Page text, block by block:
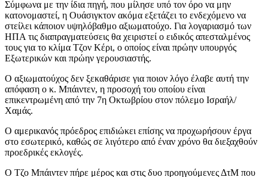
Σύμφωνα με την ίδια πηγή, που μίλησε υπό τον όρο να μην
κατονομαστεί, η Ουάσιγκτον ακόμα εξετάζει το ενδεχόμενο να
στείλει κάποιον υψηλόβαθμο αξιωματούχο. Για λογαριασμό των
ΗΠΑ τις διαπραγματεύσεις θα χειριστεί ο ειδικός απεσταλμένος
τους για το κλίμα Τζον Κέρι, ο οποίος είναι πρώην υπουργός
Εξωτερικών και πρώην γερουσιαστής.
Ο αξιωματούχος δεν ξεκαθάρισε για ποιον λόγο έλαβε αυτή την
απόφαση ο κ. Μπάιντεν, η προσοχή του οποίου είναι
επικεντρωμένη από την 7η Οκτωβρίου στον πόλεμο Ισραήλ/
Χαμάς.
Ο αμερικανός πρόεδρος επιδιώκει επίσης να προχωρήσουν έργα
στο εσωτερικό, καθώς σε λιγότερο από έναν χρόνο θα διεξαχθούν
προεδρικές εκλογές.
Ο Τζο Μπάιντεν πήρε μέρος και στις δυο προηγούμενες ΔτΜ που